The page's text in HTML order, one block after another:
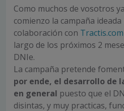
Como muchos de vosotros
comienzo la campaña
colaboración con Tractis.com
largo de los próximos 2
DNIe.
La campaña pretende
por ende, el desarrollo de
en general puesto que el
disintas, y muy practicas,